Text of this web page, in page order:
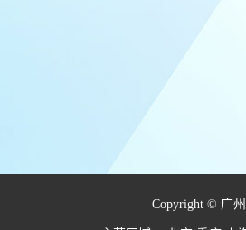
Copyright © 广